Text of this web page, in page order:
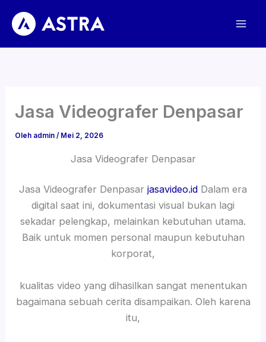
konten
Jasa Videografer Denpasar
Oleh admin/ Mei 2, 2026
Jasa Videografer Denpasar
Jasa Videografer Denpasar jasavideo.id Dalam era
digital saat ini, dokumentasi visual bukan lagi
sekadar pelengkap, melainkan kebutuhan utama.
Baik untuk momen personal maupun kebutuhan
korporat,
kualitas video yang dihasilkan sangat menentukan
bagaimana sebuah cerita disampaikan. Oleh karena
itu,